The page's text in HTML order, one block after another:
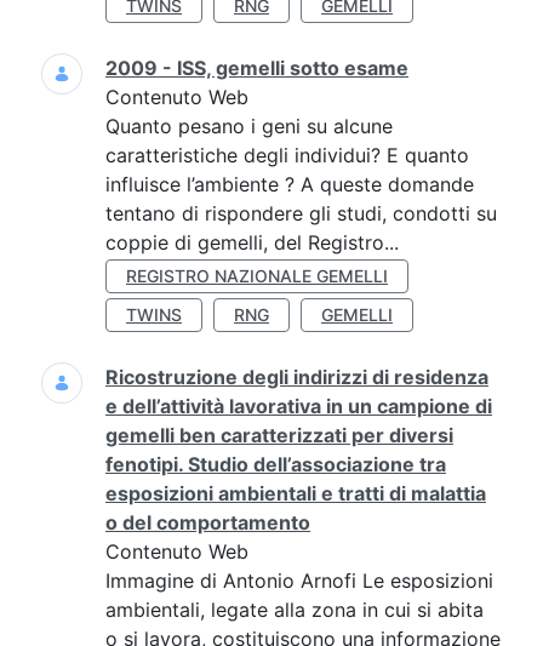
TWINS RNG GEMELLI
2009 - ISS, gemelli sotto esame
Contenuto Web
Quanto pesano i geni su alcune
caratteristiche degli individui? E quanto
influisce l’ambiente ? A queste domande
tentano di rispondere gli studi, condotti su
coppie di gemelli, del Registro...
REGISTRO NAZIONALE GEMELLI
TWINS
RNG GEMELLI
Ricostruzione degli indirizzi di residenza
e dell’attività lavorativa in un campione di
gemelli ben caratterizzati per diversi
fenotipi. Studio dell’associazione tra
esposizioni ambientali e tratti di malattia
o del comportamento
Contenuto Web
Immagine di Antonio Arnofi Le esposizioni
ambientali, legate alla zona in cui si abita
o si lavora, costituiscono una informazione